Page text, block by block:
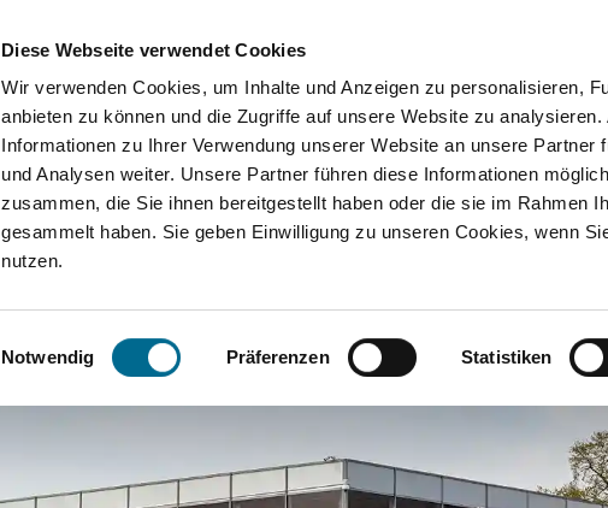
Diese Webseite verwendet Cookies
Wir verwenden Cookies, um Inhalte und Anzeigen zu personalisieren,
anbieten zu können und die Zugriffe auf unsere Website zu
Informationen zu Ihrer Verwendung unserer Website an unsere Partner
und Analysen weiter. Unsere Partner führen diese Informationen
zusammen, die Sie ihnen bereitgestellt haben oder die sie im Rahmen
gesammelt haben. Sie geben Einwilligung zu unseren Cookies, wenn
nutzen.
Einwilligungsauswahl
Notwendig Präferenzen Statistiken
Onlineshop
Genesis Hannover-Lahe